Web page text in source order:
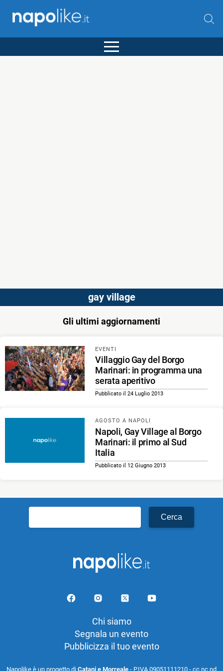
gay village
Gli ultimi aggiornamenti
EVENTI
Villaggio Gay del Borgo
Marinari: in programma una
serata aperitivo
Pubblicato il 24 Luglio 2013
AGOSTO A NAPOLI
Napoli, Gay Village al Borgo
Marinari: il primo al Sud
Italia
Pubblicato il 12 Giugno 2013
per:
Chi siamo
Segnala un evento
Pubblicizza il tuo evento
Napolike è un progetto di Catani e Morreale - P.IVA 09051111210 - cc nc nd